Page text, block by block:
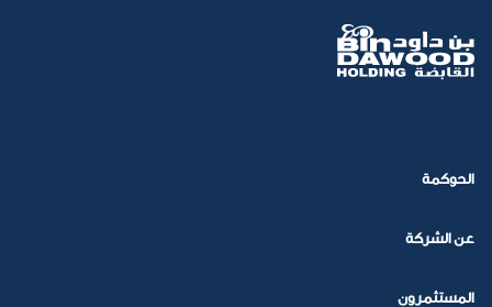
الحوكمة
عن الشركة
المستثمرون